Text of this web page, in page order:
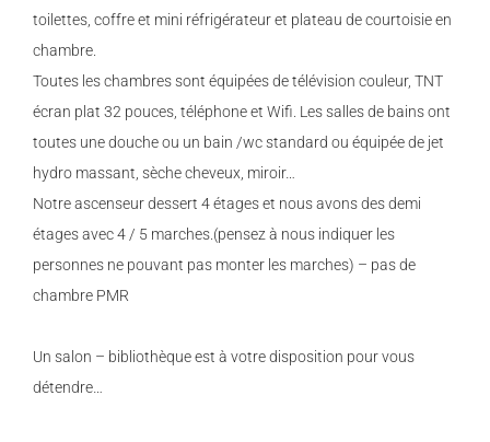
toilettes, coffre et mini réfrigérateur et plateau de courtoisie en
chambre.
Toutes les chambres sont équipées de télévision couleur, TNT
écran plat 32 pouces, téléphone et Wifi. Les salles de bains ont
toutes une douche ou un bain /wc standard ou équipée de jet
hydro massant, sèche cheveux, miroir…
Notre ascenseur dessert 4 étages et nous avons des demi
étages avec 4 / 5 marches.(pensez à nous indiquer les
personnes ne pouvant pas monter les marches) – pas de
chambre PMR
Un salon – bibliothèque est à votre disposition pour vous
détendre…